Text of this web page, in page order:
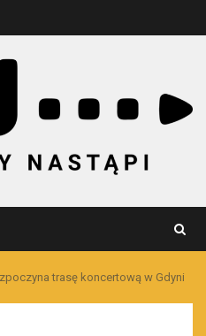
trasę koncertową w Gdyni